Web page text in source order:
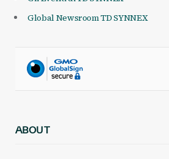
Global Newsroom TD SYNNEX
ABOUT